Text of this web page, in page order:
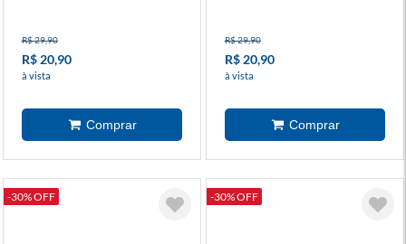
R$ 29,90
R$ 20,90
à vista
R$ 29,90
R$ 20,90
à vista
-30% OFF -30% OFF